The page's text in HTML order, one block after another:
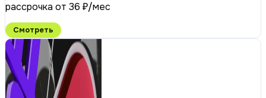
рассрочка от 36 ₽/мес
Смотреть